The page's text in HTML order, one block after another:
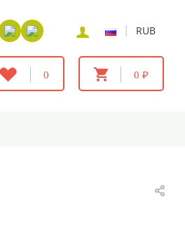
| RUB
0 0 ₽